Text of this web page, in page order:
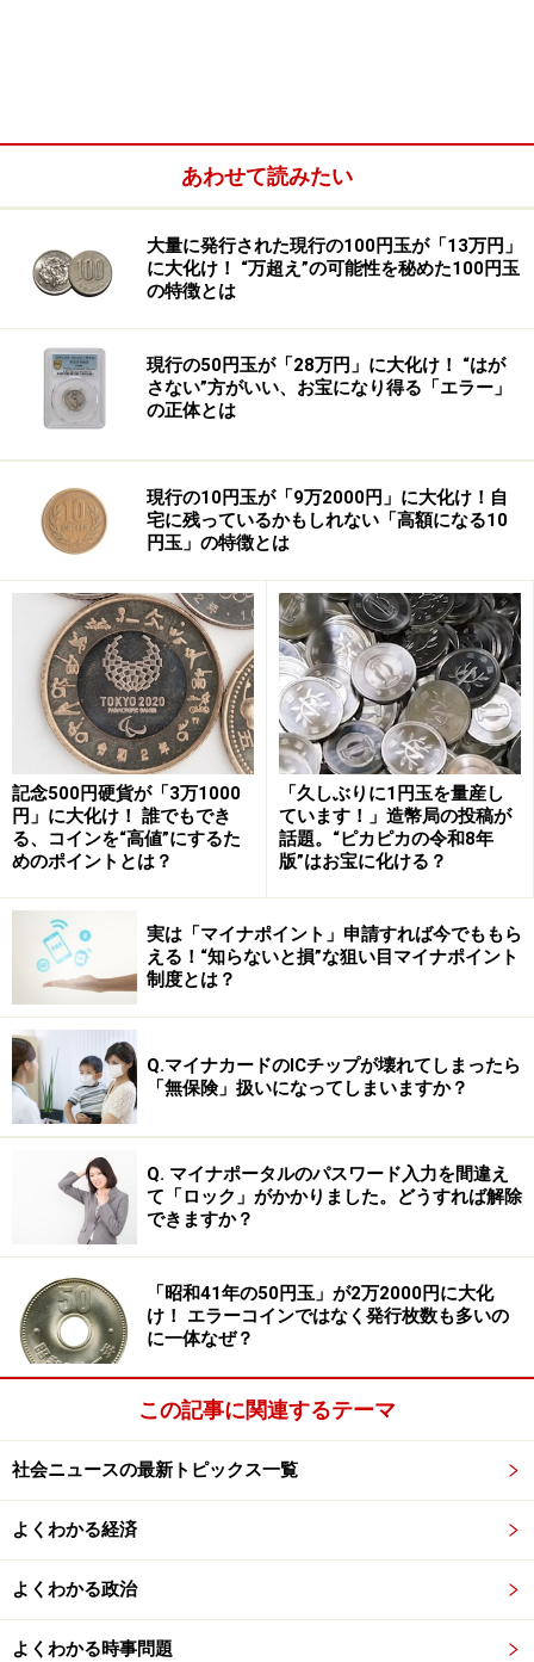
と右下に番号が記載されています。その番号の隣に、ア
ルファベットの文字が記載されています。最初に印刷さ
れた紙幣では一番左にAAが記載され、最後にもAAが記載
です。
実は新紙幣の発行当初、二次流通のどこにもAAｰAA券は
見当たらず、いつになったら流通するのか心待ちにして
いた人もいます（筆者もその一人）。2024年11月になっ
てから、AAｰAA券がどこからかは不明なものの、すべて
なのか一部なのかも分かりませんが流通し始めた模様。
その1枚が、今回Yahoo!オークションで出品されたという
わけです。
しかしながら、筆者はここまで価格が上昇するとは想定
が多いということでしょうか。
90万枚発行されるはず
おそらくAAｰAA券の中でもオークションに出品された初
となるもの、もしくは初めてに近いもののはずなの
で、“ご祝儀相場”となった感も否めませんが、今後出て
こない場合には高値が継続する可能性があります。
とはいえ、本来であれば、AAｰAA券の数字の部分は
000001～900000までが使用されるので、90万枚発行さ
れるはずです。もちろん、そのうちの若い番号に関して
は、関係各所に配布されているため流通することはない
ものの、それでもかなりの枚数が市場に出回ってもおか
しくないのです。
それにもかかわらず、今のところ市場に出てきているの
は一万円札でもかなり少ないと思われます。コイン商で
1枚販売しているところを見かけましたが、販売メール
が来たときにはすでに完売していました。こちらは9万
9000円（税込）だったため、Yahoo!オークションのもの
あわせて読みたい
大量に発行された現行の100円玉が「13万円」
に大化け！ “万超え”の可能性を秘めた100円玉
の特徴とは
現行の50円玉が「28万円」に大化け！ “はが
さない”方がいい、お宝になり得る「エラー」
の正体とは
現行の10円玉が「9万2000円」に大化け！自
宅に残っているかもしれない「高額になる10
円玉」の特徴とは
記念500円硬貨が「3万1000
円」に大化け！ 誰でもでき
る、コインを“高値”にするた
めのポイントとは？
「久しぶりに1円玉を量産し
ています！」造幣局の投稿が
話題。“ピカピカの令和8年
版”はお宝に化ける？
実は「マイナポイント」申請すれば今でももら
える！“知らないと損”な狙い目マイナポイント
制度とは？
Q.マイナカードのICチップが壊れてしまったら
「無保険」扱いになってしまいますか？
Q. マイナポータルのパスワード入力を間違え
て「ロック」がかかりました。どうすれば解除
できますか？
「昭和41年の50円玉」が2万2000円に大化
け！ エラーコインではなく発行枚数も多いの
に一体なぜ？
この記事に関連するテーマ
社会ニュースの最新トピックス一覧
よくわかる経済
よくわかる政治
よくわかる時事問題